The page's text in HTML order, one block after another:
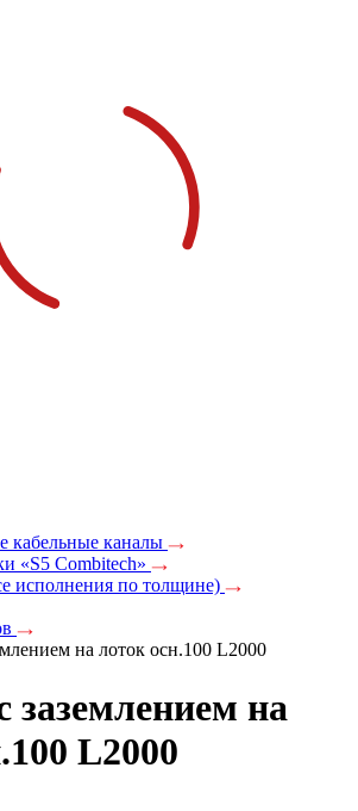
кабельные каналы
«S5 Combitech»
исполнения по толщине)
на лоток осн.100 L2000
на
L2000